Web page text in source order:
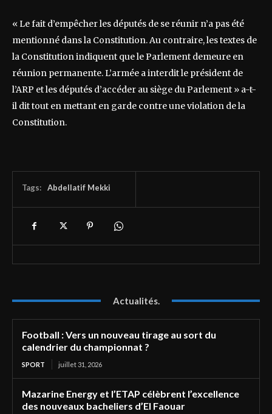
« Le fait d’empêcher les députés de se réunir n’a pas été
mentionné dans la Constitution. Au contraire, les textes de
la Constitution indiquent que le Parlement demeure en
réunion permanente. L’armée a interdit le président de
l’ARP et les députés d’accéder au siège du Parlement » a-t-
il dit tout en mettant en garde contre une violation de la
Constitution.
Tags: Abdellatif Mekki
Actualités.
Football : Vers un nouveau tirage au sort du
calendrier du championnat ?
SPORT juillet 31, 2026
Mazarine Energy et l’ETAP célèbrent l’excellence
des nouveaux bacheliers d’El Faouar